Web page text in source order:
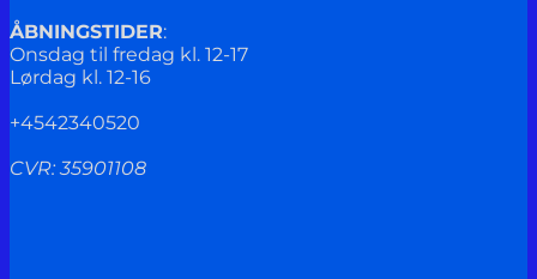
ÅBNINGSTIDER:
Onsdag til fredag kl. 12-17
Lørdag kl. 12-16
+4542340520
CVR: 35901108